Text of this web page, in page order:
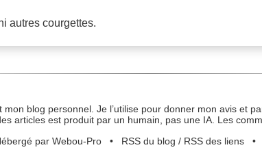
autres courgettes.
mon blog personnel. Je l’utilise pour donner mon avis et
articles est produit par un humain, pas une IA. Les
par Webou-Pro• RSS du blog / RSS des liens•